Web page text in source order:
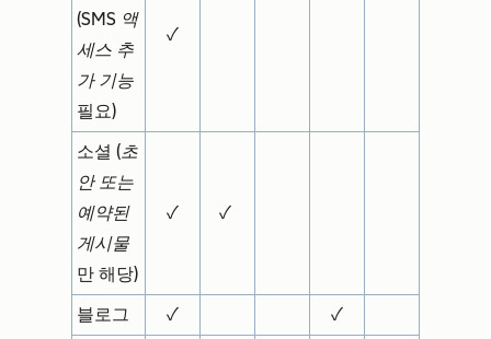
(SMS 액
세스 추
가 기능
필요)
✓
소셜 (초
안 또는
예약된
게시물
만 해당)
✓ ✓
블로그 ✓
✓